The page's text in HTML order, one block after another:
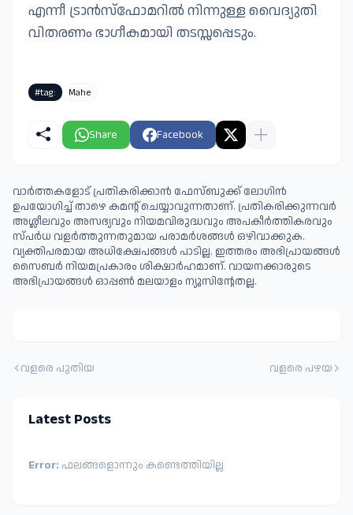
എന്നീ ട്രാൻസ്ഫോമറിൽ നിന്നുള്ള വൈദ്യുതി
വിതരണം ഭാഗീകമായി തടസ്സപ്പെടും.
#tag: Mahe
Share Facebook
വാർത്തകളോട് പ്രതികരിക്കാൻ ഫേസ്ബുക്ക് ലോഗിൻ
ഉപയോഗിച്ച് താഴെ കമന്റ് ചെയ്യാവുന്നതാണ്. പ്രതികരിക്കുന്നവര്‍
അശ്ലീലവും അസഭ്യവും നിയമവിരുദ്ധവും അപകീര്‍ത്തികരവും
സ്പര്‍ധ വളര്‍ത്തുന്നതുമായ പരാമര്‍ശങ്ങള്‍ ഒഴിവാക്കുക.
വ്യക്തിപരമായ അധിക്ഷേപങ്ങള്‍ പാടില്ല. ഇത്തരം അഭിപ്രായങ്ങള്‍
സൈബര്‍ നിയമപ്രകാരം ശിക്ഷാര്‍ഹമാണ്. വായനക്കാരുടെ
അഭിപ്രായങ്ങള്‍ ഓപ്പൺ മലയാളം ന്യൂസിന്റേതല്ല.
വളരെ പുതിയ വളരെ പഴയ
Latest Posts
Error: ഫലങ്ങളൊന്നും കണ്ടെത്തിയില്ല